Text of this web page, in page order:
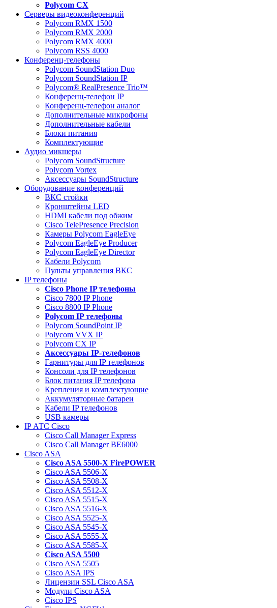
Polycom CX
Серверы видеоконференций
Polycom RMX 1500
Polycom RMX 2000
Polycom RMX 4000
Polycom RSS 4000
Конференц-телефоны
Polycom SoundStation Duo
Polycom SoundStation IP
Polycom® RealPresence Trio™
Конференц-телефон IP
Конференц-телефон аналог
Дополнительные микрофоны
Дополнительные кабели
Блоки питания
Комплектующие
Аудио микшеры
Polycom SoundStructure
Polycom Vortex
Аксессуары SoundStructure
Оборудование конференций
ВКС стойки
Кронштейны LED
HDMI кабели под обжим
Cisco TelePresence Precision
Камеры Polycom EagleEye
Polycom EagleEye Producer
Polycom EagleEye Director
Кабели Polycom
Пульты управления ВКС
IP телефоны
Сisco Phone IP телефоны
Cisco 7800 IP Phone
Cisco 8800 IP Phone
Polycom IP телефоны
Polycom SoundPoint IP
Polycom VVX IP
Polycom CX IP
Аксессуары IP-телефонов
Гарнитуры для IP телефонов
Консоли для IP телефонов
Блок питания IP телефона
Крепления и комплектующие
Аккумуляторные батареи
Кабели IP телефонов
USB камеры
IP АТС Cisco
Cisco Call Manager Express
Cisco Call Manager BE6000
Cisco ASA
Cisco ASA 5500-X FirePOWER
Cisco ASA 5506-X
Cisco ASA 5508-X
Cisco ASA 5512-X
Cisco ASA 5515-X
Cisco ASA 5516-X
Cisco ASA 5525-X
Cisco ASA 5545-X
Cisco ASA 5555-X
Cisco ASA 5585-X
Cisco ASA 5500
Cisco ASA 5505
Cisco ASA IPS
Лицензии SSL Cisco ASA
Модули Cisco ASA
Cisco IPS